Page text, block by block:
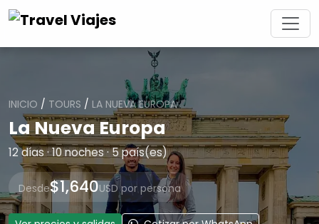
INICIO / TOURS / LA NUEVA EUROPA
La Nueva Europa
12 días · 10 noches · 5 país(es)
Desde$1,640USD por persona